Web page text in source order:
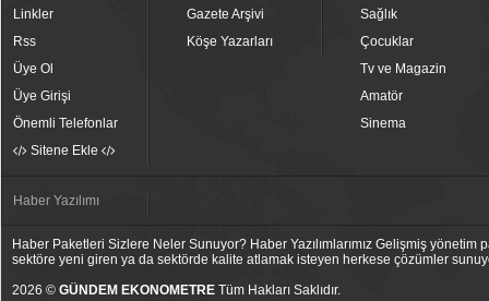
Linkler
Rss
Üye Ol
Üye Girişi
Önemli Telefonlar
Sitene Ekle
Gazete Arşivi
Köşe Yazarları
Sağlık
Çocuklar
Tv ve Magazin
Amatör
Sinema
Haber Yazılımı
Haber Paketleri Sizlere Neler Sunuyor? Haber Yazılımlarımız Gelişmiş
sektöre yeni giren ya da sektörde kalite atlamak isteyen herkese çözümler
2026 © GÜNDEM EKONOMETRE Tüm Hakları Saklıdır.